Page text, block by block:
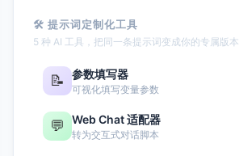
🛠 提示词定制化工具
5 种 AI 工具，把同一条提示词变成你的专属版本
📝 参数填写器
可视化填写变量参数
💬 Web Chat 适配器
转为交互式对话脚本